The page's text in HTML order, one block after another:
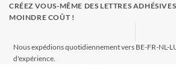
Passer
CRÉEZ VOUS-MÊME DES LETTRES
MOINDRE COÛT !
Nous expédions quotidiennement vers BE-FR-NL-
d'expérience.